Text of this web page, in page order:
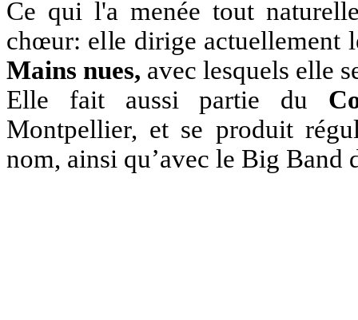
Ce qui l'a menée tout
chœur: elle dirige actuellement
Mains nues, avec lesquels elle
Elle fait aussi partie du
Montpellier, et se produit
nom, ainsi qu’avec le Big Band